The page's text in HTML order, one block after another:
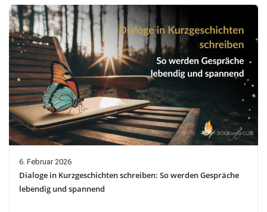
6. Februar 2026
Dialoge in Kurzgeschichten schreiben: So werden Gespräche
lebendig und spannend